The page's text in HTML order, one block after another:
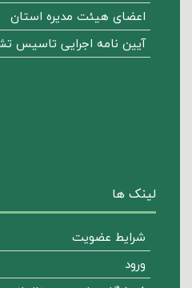
اعضای هیئت مدیره استان
آیین نامه اجرایی تاسیس
لینک ها
شرایط عضویت
ورود